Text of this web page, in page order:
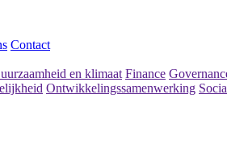
Contact
en klimaat Finance
Ontwikkelingssamenwerking